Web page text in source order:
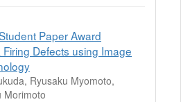
Paper Award
Defects using Image
Ryusaku Myomoto,
Morimoto